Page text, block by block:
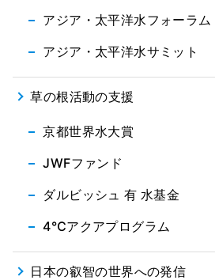
アジア・太平洋水フォーラム
アジア・太平洋水サミット
草の根活動の支援
京都世界水大賞
JWFファンド
ダルビッシュ 有 水基金
4℃アクアプログラム
日本の叡智の世界への発信